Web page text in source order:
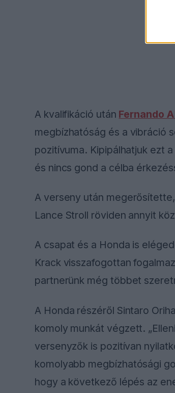
A kvalifikáció után Fernando
megbízhatóság és a vibráció
pozitívuma. Kipipálhatjuk ezt
és nincs gond a célba
A verseny után
Lance Stroll röviden annyit
A csapat és a Honda is
Krack visszafogottan
partnerünk még többet
A Honda részéről Sintaro
komoly munkát végzett.
versenyzők is pozitívan
komolyabb megbízhatósági
hogy a következő lépés az